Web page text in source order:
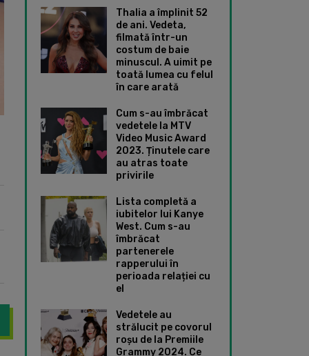
Thalia a împlinit 52
de ani. Vedeta,
filmată într-un
costum de baie
minuscul. A uimit pe
toată lumea cu felul
în care arată
Cum s-au îmbrăcat
vedetele la MTV
Video Music Award
2023. Ținutele care
au atras toate
privirile
Lista completă a
iubitelor lui Kanye
West. Cum s-au
îmbrăcat
partenerele
rapperului în
perioada relației cu
el
Vedetele au
strălucit pe covorul
roșu de la Premiile
Grammy 2024. Ce